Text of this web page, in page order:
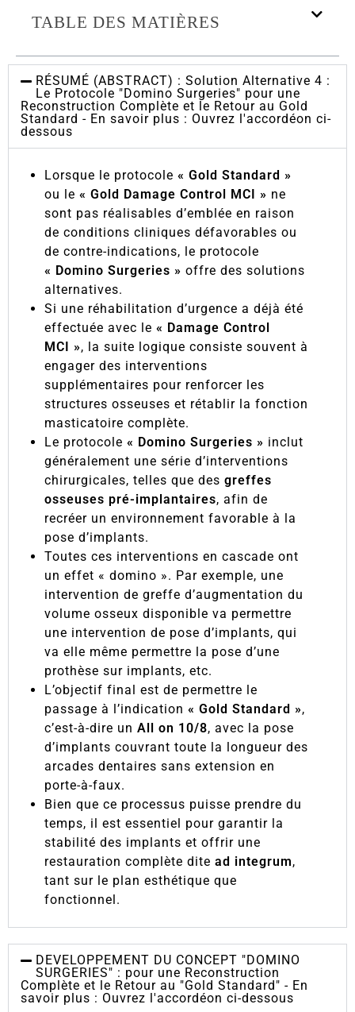
TABLE DES MATIÈRES
RÉSUMÉ (ABSTRACT) : Solution Alternative 4 :
Le Protocole "Domino Surgeries" pour une
Reconstruction Complète et le Retour au Gold
Standard - En savoir plus : Ouvrez l'accordéon ci-
dessous
Lorsque le protocole « Gold Standard »
ou le « Gold Damage Control MCI » ne
sont pas réalisables d’emblée en raison
de conditions cliniques défavorables ou
de contre-indications, le protocole
« Domino Surgeries » offre des solutions
alternatives.
Si une réhabilitation d’urgence a déjà été
effectuée avec le « Damage Control
MCI », la suite logique consiste souvent à
engager des interventions
supplémentaires pour renforcer les
structures osseuses et rétablir la fonction
masticatoire complète.
Le protocole « Domino Surgeries » inclut
généralement une série d’interventions
chirurgicales, telles que des greffes
osseuses pré-implantaires, afin de
recréer un environnement favorable à la
pose d’implants.
Toutes ces interventions en cascade ont
un effet « domino ». Par exemple, une
intervention de greffe d’augmentation du
volume osseux disponible va permettre
une intervention de pose d’implants, qui
va elle même permettre la pose d’une
prothèse sur implants, etc.
L’objectif final est de permettre le
passage à l’indication « Gold Standard »,
c’est-à-dire un All on 10/8, avec la pose
d’implants couvrant toute la longueur des
arcades dentaires sans extension en
porte-à-faux.
Bien que ce processus puisse prendre du
temps, il est essentiel pour garantir la
stabilité des implants et offrir une
restauration complète dite ad integrum,
tant sur le plan esthétique que
fonctionnel.
DEVELOPPEMENT DU CONCEPT "DOMINO
SURGERIES" : pour une Reconstruction
Complète et le Retour au "Gold Standard" - En
savoir plus : Ouvrez l'accordéon ci-dessous